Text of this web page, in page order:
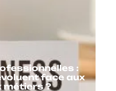
:
face aux
métiers ?